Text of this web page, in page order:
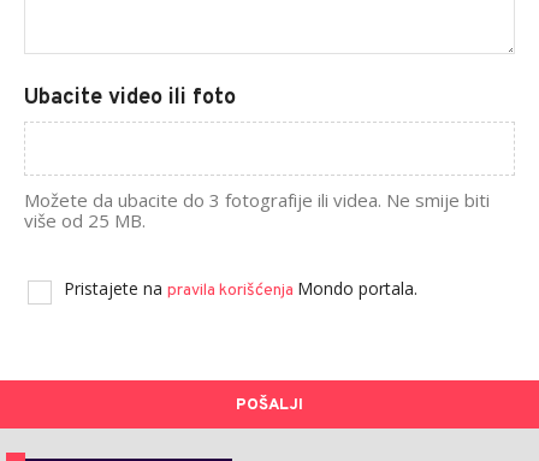
Ubacite video ili foto
Možete da ubacite do 3 fotografije ili videa. Ne smije biti
više od 25 MB.
Pristajete na pravila korišćenja Mondo portala.
POŠALJI